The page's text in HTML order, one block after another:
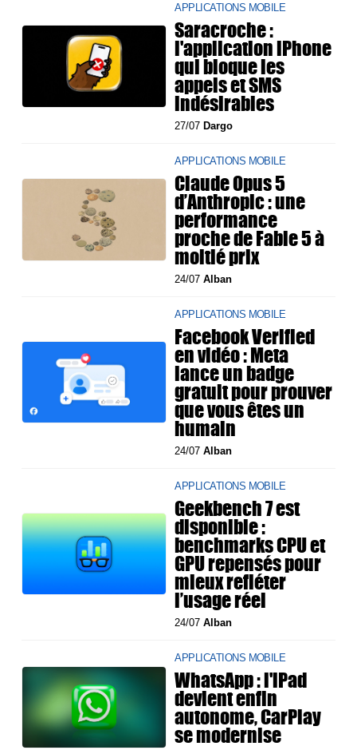
APPLICATIONS MOBILE
Saracroche :
l'application iPhone
qui bloque les
appels et SMS
indésirables
27/07Dargo
APPLICATIONS MOBILE
Claude Opus 5
d’Anthropic : une
performance
proche de Fable 5 à
moitié prix
24/07Alban
APPLICATIONS MOBILE
Facebook Verified
en vidéo : Meta
lance un badge
gratuit pour prouver
que vous êtes un
humain
24/07Alban
APPLICATIONS MOBILE
Geekbench 7 est
disponible :
benchmarks CPU et
GPU repensés pour
mieux refléter
l’usage réel
24/07Alban
APPLICATIONS MOBILE
WhatsApp : l'iPad
devient enfin
autonome, CarPlay
se modernise